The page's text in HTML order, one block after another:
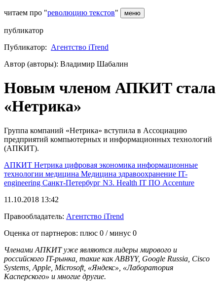
читаем про "революцию текстов" меню
публикатор
Публикатор: Агентство iTrend
Автор (авторы): Владимир Шабалин
Новым членом АПКИТ стала
«Нетрика»
Группа компаний «Нетрика» вступила в Ассоциацию
предприятий компьютерных и информационных технологий
(АПКИТ).
АПКИТ Нетрика цифровая экономика информационные
технологии медицина Медицина здравоохранение IT-
engineering Санкт-Петербург N3. Health IT ПО Accenture
11.10.2018 13:42
Правообладатель: Агентство iTrend
Оценка от партнеров: плюс 0 / минус 0
Членами АПКИТ уже являются лидеры мирового и
российского IT-рынка, такие какABBYY, Google Russia Cisco
Systems Apple Microsoft, «Яндекс», «Лаборатория
Касперского» и многие другие.